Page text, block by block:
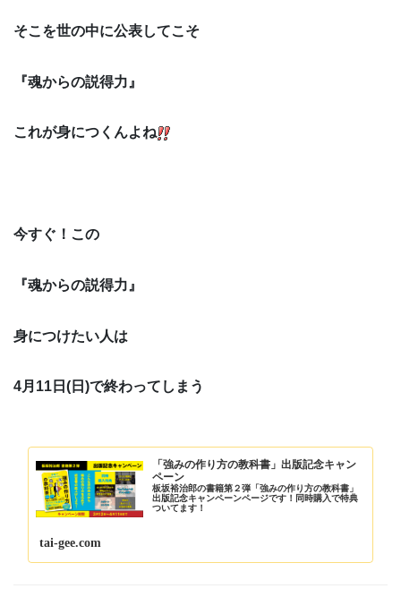
そこを世の中に公表してこそ
『魂からの説得力』
これが身につくんよね
今すぐ！この
『魂からの説得力』
身につけたい人は
4月11日(日)で終わってしまう
「強みの作り方の教科書」出版記念キャン
ペーン
板坂裕治郎の書籍第２弾「強みの作り方の教科書」
出版記念キャンペーンページです！同時購入で特典
ついてます！
tai-gee.com